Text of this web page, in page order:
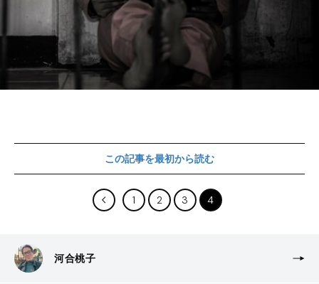
この記事を最初から読む
1 2 3 4
河合桃子